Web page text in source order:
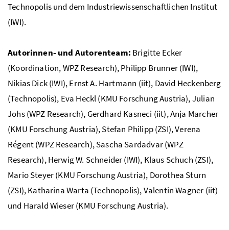
Technopolis und dem Industriewissenschaftlichen Institut
(IWI).
Autorinnen- und Autorenteam: Brigitte Ecker
(Koordination, WPZ Research), Philipp Brunner (IWI),
Nikias Dick (IWI), Ernst A. Hartmann (iit), David Heckenberg
(Technopolis), Eva Heckl (KMU Forschung Austria), Julian
Johs (WPZ Research), Gerdhard Kasneci (iit), Anja Marcher
(KMU Forschung Austria), Stefan Philipp (ZSI), Verena
Régent (WPZ Research), Sascha Sardadvar (WPZ
Research), Herwig W. Schneider (IWI), Klaus Schuch (ZSI),
Mario Steyer (KMU Forschung Austria), Dorothea Sturn
(ZSI), Katharina Warta (Technopolis), Valentin Wagner (iit)
und Harald Wieser (KMU Forschung Austria).